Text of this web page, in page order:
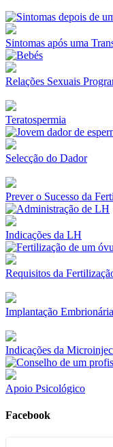
Sintomas após uma
Relações Sexuais
Teratospermia
Selecção do Dador
Prever o Sucesso da
Indicações da LH
Requisitos da
Implantação Embrionária
Indicações da
Apoio Psicológico
Facebook